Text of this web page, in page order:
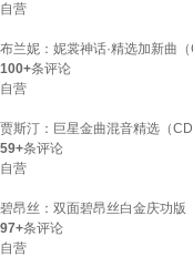
自营
布兰妮：妮裳神话·精选加新曲（
100+条评论
自营
贾斯汀：巨星金曲混音精选（CD
59+条评论
自营
碧昂丝：双面碧昂丝白金庆功版
97+条评论
自营